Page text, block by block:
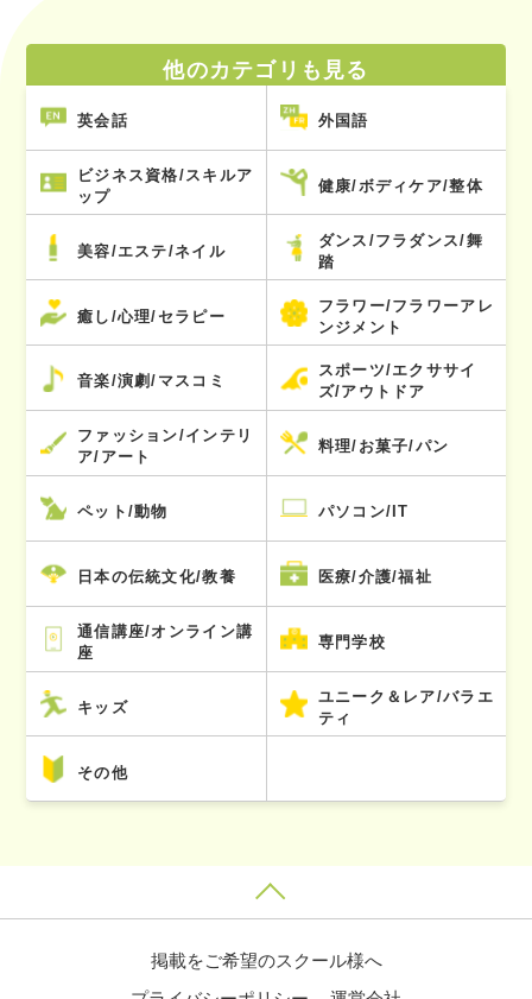
他のカテゴリも見る
英会話 外国語
ビジネス資格/スキルア
ップ
健康/ボディケア/整体
美容/エステ/ネイル
ダンス/フラダンス/舞
踏
癒し/心理/セラピー
フラワー/フラワーアレ
ンジメント
音楽/演劇/マスコミ
スポーツ/エクササイ
ズ/アウトドア
ファッション/インテリ
ア/アート
料理/お菓子/パン
ペット/動物 パソコン/IT
日本の伝統文化/教養 医療/介護/福祉
通信講座/オンライン講
座
専門学校
キッズ
ユニーク＆レア/バラエ
ティ
その他
掲載をご希望のスクール様へ